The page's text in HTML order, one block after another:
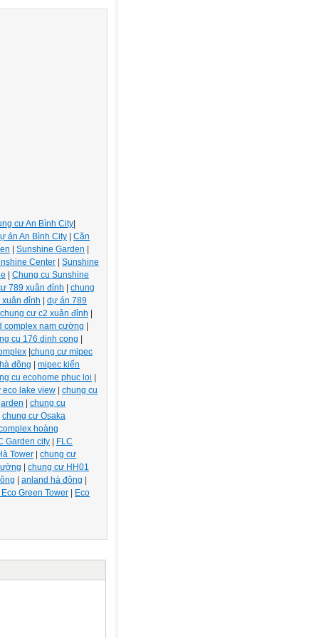
và Nam bán cầu
đất hấp thụ 47%,
TĐ được MT đốt nóng.
lượng nhận được.
cư An Bình City
án An Bình City
Căn
Sunshine Garden
Center
Sunshine
Chung cu Sunshine
789 xuân đỉnh
chung
đỉnh
dự án 789
chung cư c2 xuân đỉnh
complex nam cường
cu 176 dinh cong
chung cư mipec
đông
mipec kiến
cu ecohome phuc loi
eco lake view
chung cu
chung cu
chung cư Osaka
hoàng
Garden city
FLC
Tower
chung cư
chung cư HH01
anland hà đông
Green Tower
Eco